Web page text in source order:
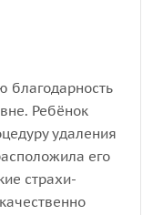
благодарность
Ребёнок
удаления
его
страхи-